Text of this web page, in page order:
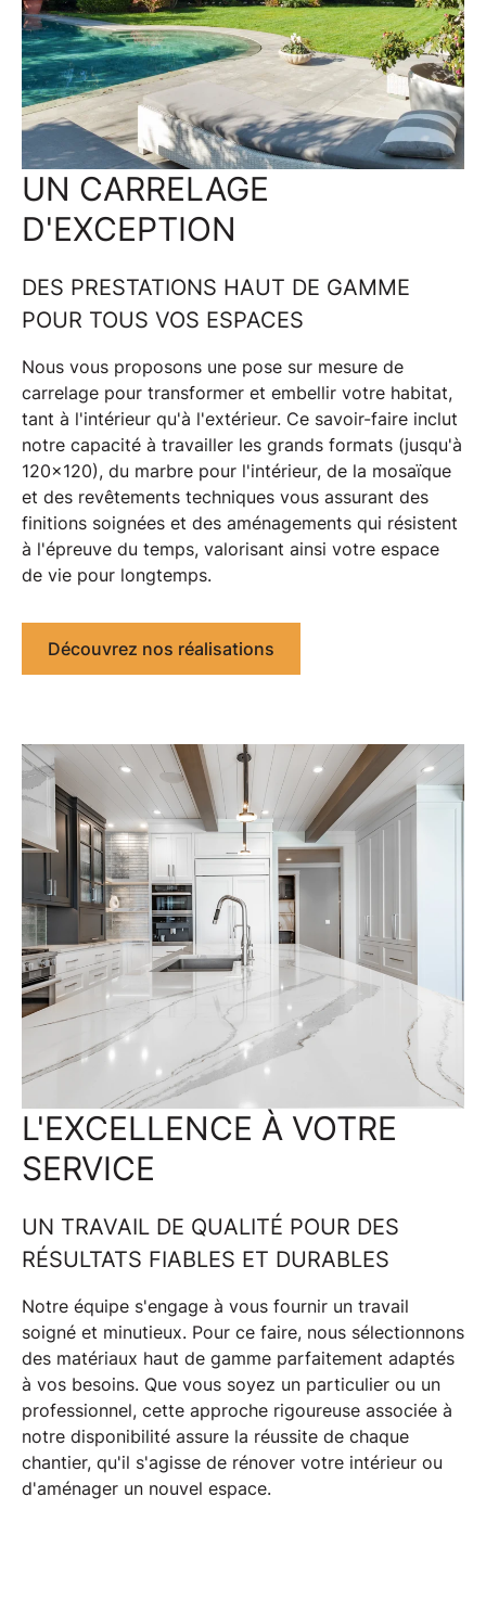
UN CARRELAGE
D'EXCEPTION
DES PRESTATIONS HAUT DE GAMME
POUR TOUS VOS ESPACES
Nous vous proposons une pose sur mesure de
carrelage pour transformer et embellir votre habitat,
tant à l'intérieur qu'à l'extérieur. Ce savoir-faire inclut
notre capacité à travailler les grands formats (jusqu'à
120x120), du marbre pour l'intérieur, de la mosaïque
et des revêtements techniques vous assurant des
finitions soignées et des aménagements qui résistent
à l'épreuve du temps, valorisant ainsi votre espace
de vie pour longtemps.
Découvrez nos réalisations
L'EXCELLENCE À VOTRE
SERVICE
UN TRAVAIL DE QUALITÉ POUR DES
RÉSULTATS FIABLES ET DURABLES
Notre équipe s'engage à vous fournir un travail
soigné et minutieux. Pour ce faire, nous sélectionnons
des matériaux haut de gamme parfaitement adaptés
à vos besoins. Que vous soyez un particulier ou un
professionnel, cette approche rigoureuse associée à
notre disponibilité assure la réussite de chaque
chantier, qu'il s'agisse de rénover votre intérieur ou
d'aménager un nouvel espace.